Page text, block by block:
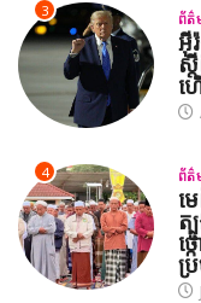
3 ព័ត៌
អ៊ី
ស្
ហ
4 ព័ត៌
ម
ត្
ថ្
ប្